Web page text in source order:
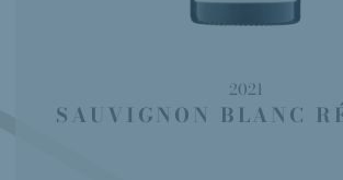
2021
SAUVIGNON BLANC